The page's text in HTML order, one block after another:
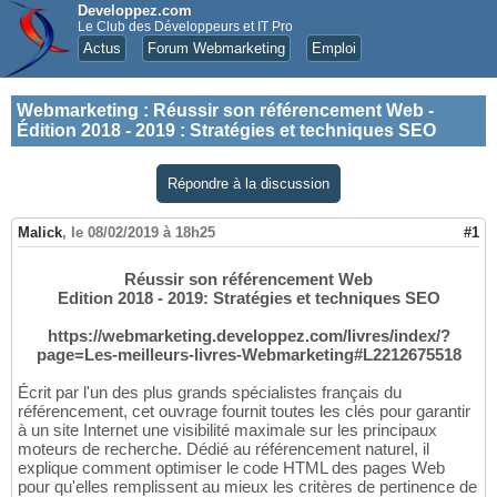
Developpez.com
Le Club des Développeurs et IT Pro
Actus Forum Webmarketing Emploi
Webmarketing : Réussir son référencement Web -
Édition 2018 - 2019 : Stratégies et techniques SEO
Répondre à la discussion
Malick, le 08/02/2019 à 18h25 #1
Réussir son référencement Web
Edition 2018 - 2019: Stratégies et techniques SEO
https://webmarketing.developpez.com/livres/index/?
page=Les-meilleurs-livres-Webmarketing#L2212675518
Écrit par l'un des plus grands spécialistes français du
référencement, cet ouvrage fournit toutes les clés pour garantir
à un site Internet une visibilité maximale sur les principaux
moteurs de recherche. Dédié au référencement naturel, il
explique comment optimiser le code HTML des pages Web
pour qu'elles remplissent au mieux les critères de pertinence de